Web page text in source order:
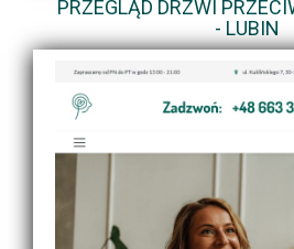
PRZEGLĄD DRZWI
- LUBIN